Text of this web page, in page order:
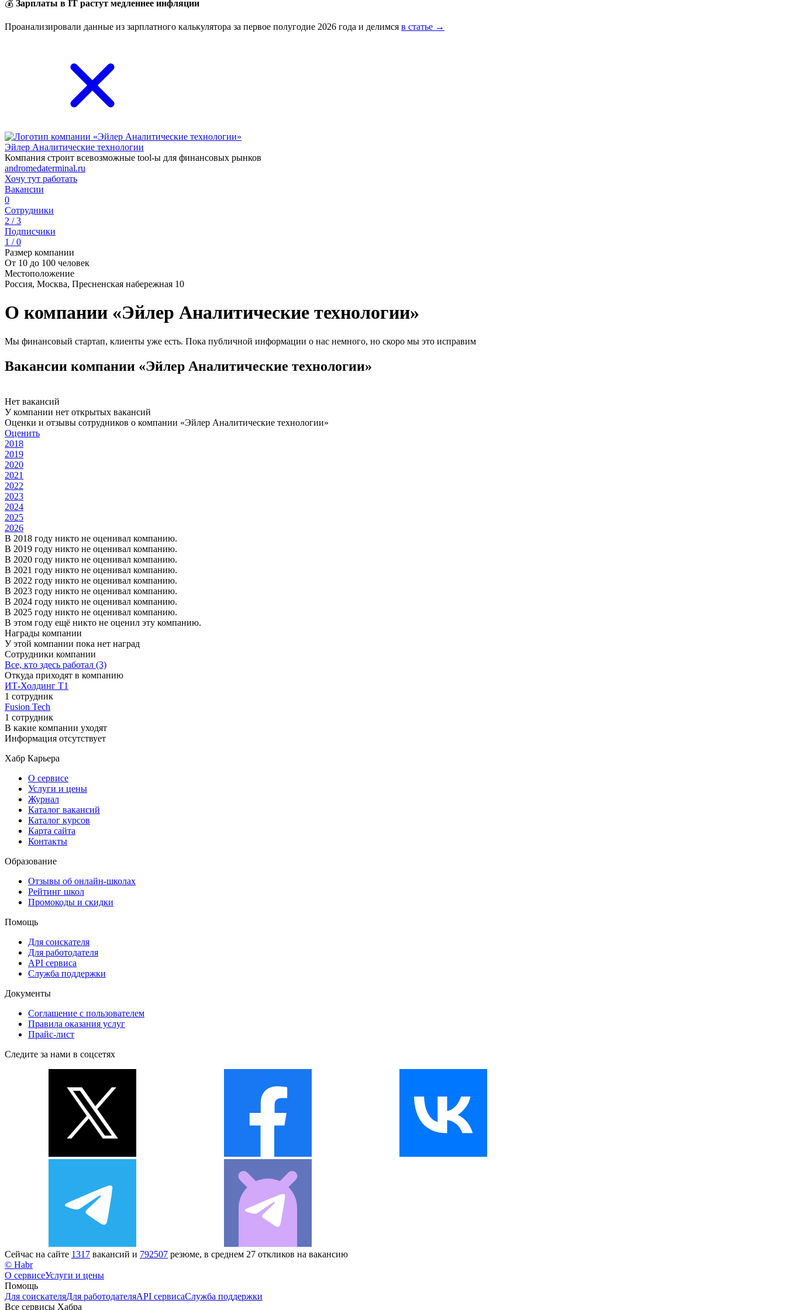
💰 Зарплаты в IT растут медленнее инфляции
Проанализировали данные из зарплатного калькулятора за первое полугодие 2026 года и делимся в статье →
Эйлер Аналитические технологии
Компания строит всевозможные tool-ы для финансовых рынков
andromedaterminal.ru
Хочу тут работать
Вакансии
0
Сотрудники
2 / 3
Подписчики
1 / 0
Размер компании
От 10 до 100 человек
Местоположение
Россия, Москва, Пресненская набережная 10
О компании «Эйлер Аналитические технологии»
Мы финансовый стартап, клиенты уже есть. Пока публичной информации о нас немного, но скоро мы это исправим
Вакансии компании «Эйлер Аналитические технологии»
Нет вакансий
У компании нет открытых вакансий
Оценки и отзывы сотрудников о компании «Эйлер Аналитические технологии»
Оценить
2018
2019
2020
2021
2022
2023
2024
2025
2026
В 2018 году никто не оценивал компанию.
В 2019 году никто не оценивал компанию.
В 2020 году никто не оценивал компанию.
В 2021 году никто не оценивал компанию.
В 2022 году никто не оценивал компанию.
В 2023 году никто не оценивал компанию.
В 2024 году никто не оценивал компанию.
В 2025 году никто не оценивал компанию.
В этом году ещё никто не оценил эту компанию.
Награды компании
У этой компании пока нет наград
Сотрудники компании
Все, кто здесь работал (3)
Откуда приходят в компанию
ИТ-Холдинг Т1
1 сотрудник
Fusion Tech
1 сотрудник
В какие компании уходят
Информация отсутствует
Хабр Карьера
О сервисе
Услуги и цены
Журнал
Каталог вакансий
Каталог курсов
Карта сайта
Контакты
Образование
Отзывы об онлайн-школах
Рейтинг школ
Промокоды и скидки
Помощь
Для соискателя
Для работодателя
API сервиса
Служба поддержки
Документы
Соглашение с пользователем
Правила оказания услуг
Прайс-лист
Следите за нами в соцсетях
Сейчас на сайте 1317 вакансий и 792507 резюме, в среднем 27 откликов на вакансию
© Habr
О сервисеУслуги и цены
Помощь
Для соискателяДля работодателяAPI сервисаСлужба поддержки
Все сервисы Хабра